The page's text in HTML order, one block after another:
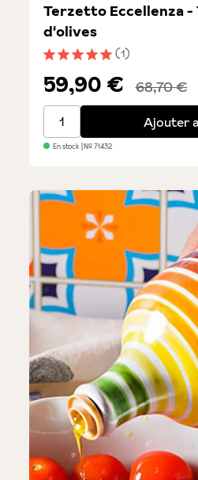
Note moyenne de 5 sur 5
(1)
Terzetto Eccellenza -
d'olives
59,90 € 68,70 €
Terzetto Eccellenza - Trio
Ajouter
En stock | №71432